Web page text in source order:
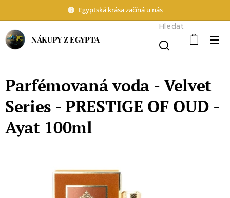
Egyptská krása začíná u nás
NÁKUPY Z EGYPTA
Hledat
Parfémovaná voda - Velvet
Series - PRESTIGE OF OUD -
Ayat 100ml